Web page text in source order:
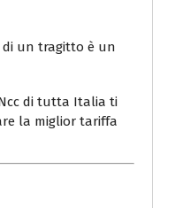
di un tragitto è un
di tutta Italia ti
la miglior tariffa